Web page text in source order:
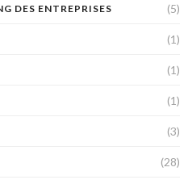
DES ENTREPRISES (5)
(1)
(1)
(1)
(3)
(28)